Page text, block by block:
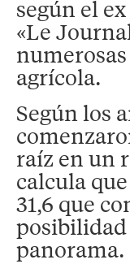
según el
«Le
agrícola.
Según los
raíz en un
calcula
31,6 que
posibilidad
panorama.